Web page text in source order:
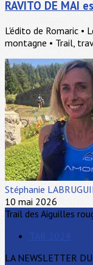
RAVITO DE MAI
L'édito de Romaric •
montagne • Trail,
Stéphanie
10 mai 2026
Trail des Aiguilles
TAR 2024
LA NEWSLETTER